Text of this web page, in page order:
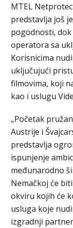
MTEL
predstavlja još
pogodnosti,
operatora sa
Korisnicima
uključujući
filmovima, koji
kao i uslugu
„Početak
Austrije i
predstavlja
ispunjenje
međunarodno
Nemačkoj će
okviru kojih će
usluga koje
izgradnji